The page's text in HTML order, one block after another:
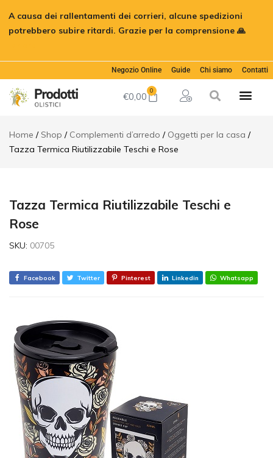
A causa dei rallentamenti dei corrieri, alcune spedizioni
potrebbero subire ritardi. Grazie per la comprensione 🙏
Negozio Online Guide Chi siamo Contatti
€0,00 0
Home Shop Complementi d’arredo
Oggetti per la casa
Tazza Termica Riutilizzabile Teschi e Rose
Tazza Termica Riutilizzabile Teschi e
Rose
SKU: 00705
Facebook Twitter Pinterest Linkedin Whatsapp
Tazza
Termica
Riutilizzabile
Informazioni
aggiuntive
Recensioni (0)
€15,50
€11,63